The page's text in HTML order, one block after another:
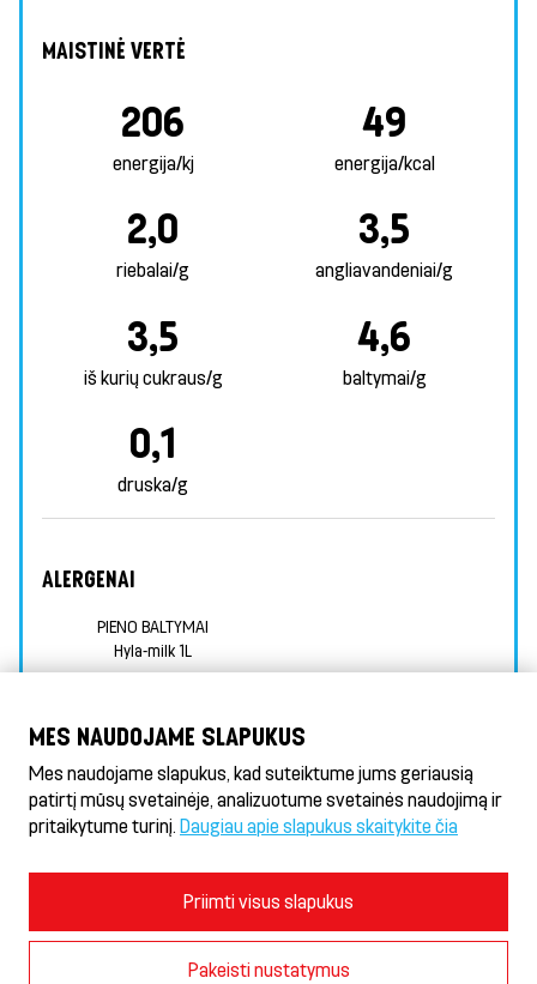
MAISTINĖ VERTĖ
206
energija/kj
49
energija/kcal
2,0
riebalai/g
3,5
angliavandeniai/g
3,5
iš kurių cukraus/g
4,6
baltymai/g
0,1
druska/g
ALERGENAI
PIENO BALTYMAI
Hyla-milk 1L
PAPILDOMA INFORMACIJA APIE ALERGENUS
Naudojimosi sąlygos ir privatumo politika
MES NAUDOJAME SLAPUKUS
Mes naudojame slapukus, kad suteiktume jums geriausią
patirtį mūsų svetainėje, analizuotume svetainės naudojimą ir
pritaikytume turinį. Daugiau apie slapukus skaitykite čia
Priimti visus slapukus
Pakeisti nustatymus